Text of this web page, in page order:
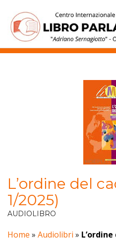
contenuto
L’ordine del
1/2025)
AUDIOLIBRO
Home » Audiolibri »